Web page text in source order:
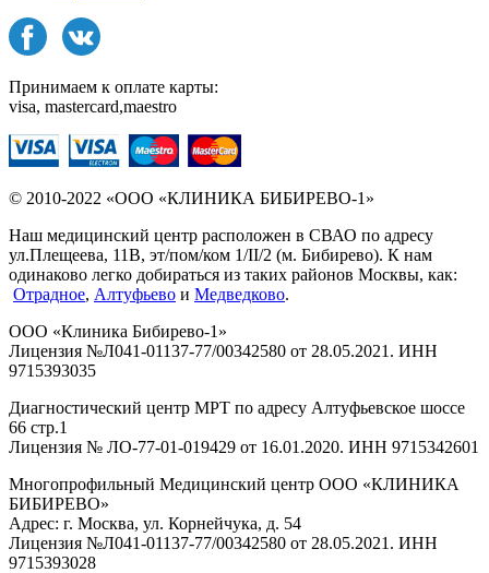
Принимаем к оплате карты:
visa, mastercard,maestro
© 2010-2022 «ООО «КЛИНИКА БИБИРЕВО-1»
Наш медицинский центр расположен в СВАО по адресу
ул.Плещеева, 11В, эт/пом/ком 1/II/2 (м. Бибирево). К нам
одинаково легко добираться из таких районов Москвы, как:
Отрадное, Алтуфьево и Медведково.
ООО «Клиника Бибирево-1»
Лицензия №Л041-01137-77/00342580 от 28.05.2021. ИНН
9715393035
Диагностический центр МРТ по адресу Алтуфьевское шоссе
66 стр.1
Лицензия № ЛО-77-01-019429 от 16.01.2020. ИНН 9715342601
Многопрофильный Медицинский центр ООО «КЛИНИКА
БИБИРЕВО»
Адрес: г. Москва, ул. Корнейчука, д. 54
Лицензия №Л041-01137-77/00342580 от 28.05.2021. ИНН
9715393028